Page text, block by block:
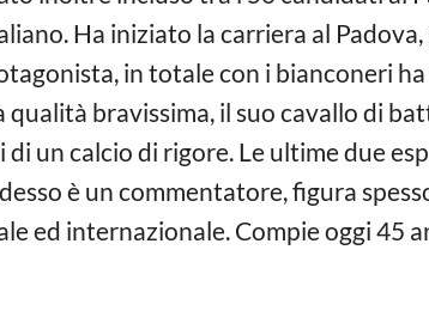
Ha iniziato la carriera al
in totale con i bianconeri
bravissima, il suo cavallo di
un calcio di rigore. Le ultime due
è un commentatore, figura
ed internazionale. Compie oggi 45